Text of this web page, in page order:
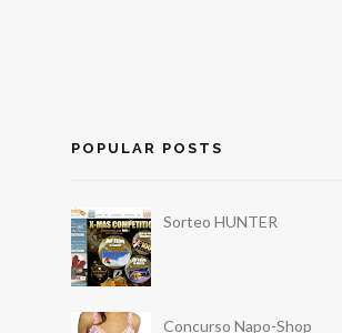
POPULAR POSTS
Sorteo HUNTER
Concurso Napo-Shop